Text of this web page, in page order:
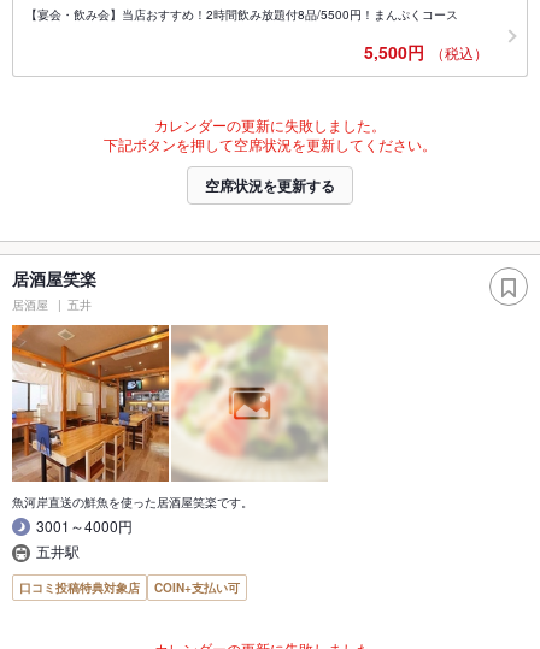
【宴会・飲み会】当店おすすめ！2時間飲み放題付8品/5500円！まんぷくコース
5,500円 （税込）
カレンダーの更新に失敗しました。
下記ボタンを押して空席状況を更新してください。
空席状況を更新する
居酒屋笑楽
居酒屋 五井
魚河岸直送の鮮魚を使った居酒屋笑楽です。
3001～4000円
五井駅
口コミ投稿特典対象店 COIN+支払い可